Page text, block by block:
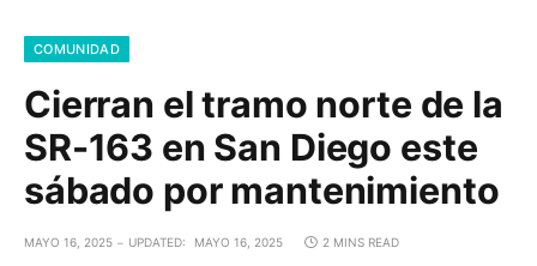
COMUNIDAD
Cierran el tramo norte de la
SR-163 en San Diego este
sábado por mantenimiento
MAYO 16, 2025 UPDATED: MAYO 16, 2025 2 MINS READ